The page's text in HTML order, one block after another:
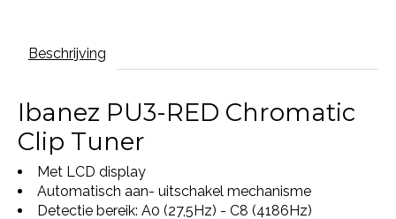
Beschrijving
Ibanez PU3-RED Chromatic
Clip Tuner
Met LCD display
Automatisch aan- uitschakel mechanisme
Detectie bereik: A0 (27,5Hz) - C8 (4186Hz)